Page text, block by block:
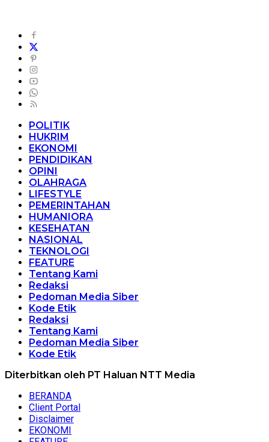
POLITIK
HUKRIM
EKONOMI
PENDIDIKAN
OPINI
OLAHRAGA
LIFESTYLE
PEMERINTAHAN
HUMANIORA
KESEHATAN
NASIONAL
TEKNOLOGI
FEATURE
Tentang Kami
Redaksi
Pedoman Media Siber
Kode Etik
Redaksi
Tentang Kami
Pedoman Media Siber
Kode Etik
Diterbitkan oleh PT Haluan NTT Media
BERANDA
Client Portal
Disclaimer
EKONOMI